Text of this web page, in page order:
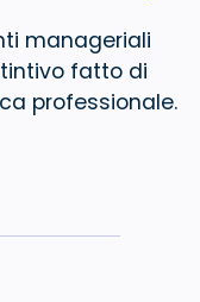
manageriali
fatto di
professionale.